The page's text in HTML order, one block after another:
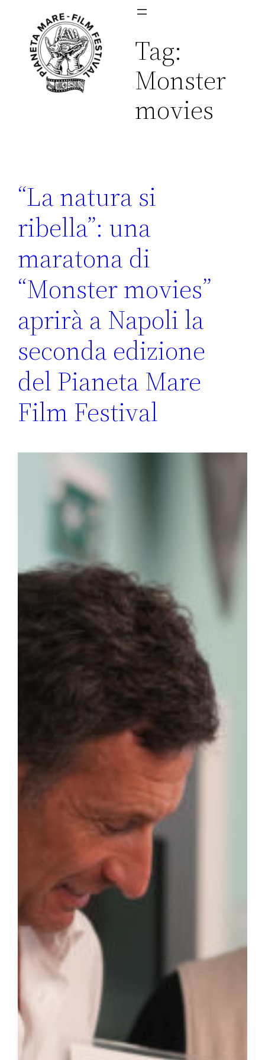
contenuto
Tag:
Monster
movies
“La natura si
ribella”: una
maratona di
“Monster movies”
aprirà a Napoli la
seconda edizione
del Pianeta Mare
Film Festival